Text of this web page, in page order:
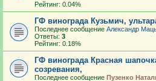
Рейтинг: 0.04%
ГФ винограда Кузьмич,
Последнее сообщение Александр
Ответы: 3
Рейтинг: 0.18%
ГФ винограда Красная
созревания,
Последнее сообщение Пузенко